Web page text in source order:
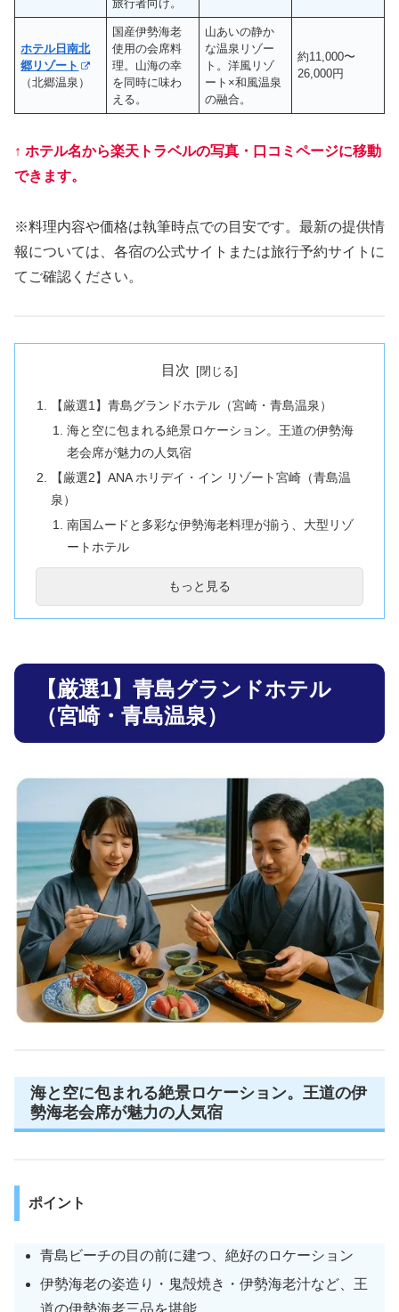
旅行者向け。
ホテル日南北
郷リゾート
（北郷温泉）
国産伊勢海老
使用の会席料
理。山海の幸
を同時に味わ
える。
山あいの静か
な温泉リゾー
ト。洋風リゾ
ート×和風温泉
の融合。
約11,000〜
26,000円
↑ ホテル名から楽天トラベルの写真・口コミページに移動
できます。
※料理内容や価格は執筆時点での目安です。最新の提供情
報については、各宿の公式サイトまたは旅行予約サイトに
てご確認ください。
目次
【厳選1】青島グランドホテル（宮崎・青島温泉）
海と空に包まれる絶景ロケーション。王道の伊勢海
老会席が魅力の人気宿
【厳選2】ANA ホリデイ・イン リゾート宮崎（青島温
泉）
南国ムードと多彩な伊勢海老料理が揃う、大型リゾ
ートホテル
【厳選3】日南海岸南郷プリンスホテル（南郷）
全室オーシャンビュー。“夕日と伊勢海老”が最高の
ごちそう
老舗の安定感。伊勢海老入り特別会席と上質な温泉
が魅力の街中ステイ
【厳選5】ホテル日南北郷リゾート（北郷温泉）
山あいの静けさ×伊勢海老。隠れ家のような温泉リ
伊勢海老の旬と、宿プランの選び方ガイド
“せっかくなら最高の一尾を”選ぶために、知ってお
きたい基本
まとめ｜宮崎・日南海岸で“旬の伊勢海老”を味わうなら
今がチャンス！
もっと見る
【厳選1】青島グランドホテル
（宮崎・青島温泉）
海と空に包まれる絶景ロケーション。王道の伊
勢海老会席が魅力の人気宿
ポイント
青島ビーチの目の前に建つ、絶好のロケーション
伊勢海老の姿造り・鬼殻焼き・伊勢海老汁など、王
道の伊勢海老三品を堪能